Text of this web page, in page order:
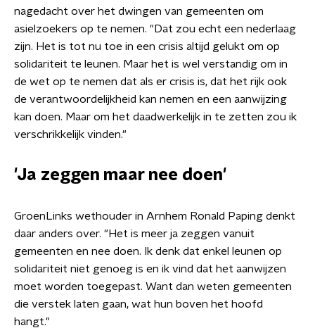
nagedacht over het dwingen van gemeenten om
asielzoekers op te nemen. "Dat zou echt een nederlaag
zijn. Het is tot nu toe in een crisis altijd gelukt om op
solidariteit te leunen. Maar het is wel verstandig om in
de wet op te nemen dat als er crisis is, dat het rijk ook
de verantwoordelijkheid kan nemen en een aanwijzing
kan doen. Maar om het daadwerkelijk in te zetten zou ik
verschrikkelijk vinden."
'Ja zeggen maar nee doen'
GroenLinks wethouder in Arnhem Ronald Paping denkt
daar anders over. "Het is meer ja zeggen vanuit
gemeenten en nee doen. Ik denk dat enkel leunen op
solidariteit niet genoeg is en ik vind dat het aanwijzen
moet worden toegepast. Want dan weten gemeenten
die verstek laten gaan, wat hun boven het hoofd
hangt."